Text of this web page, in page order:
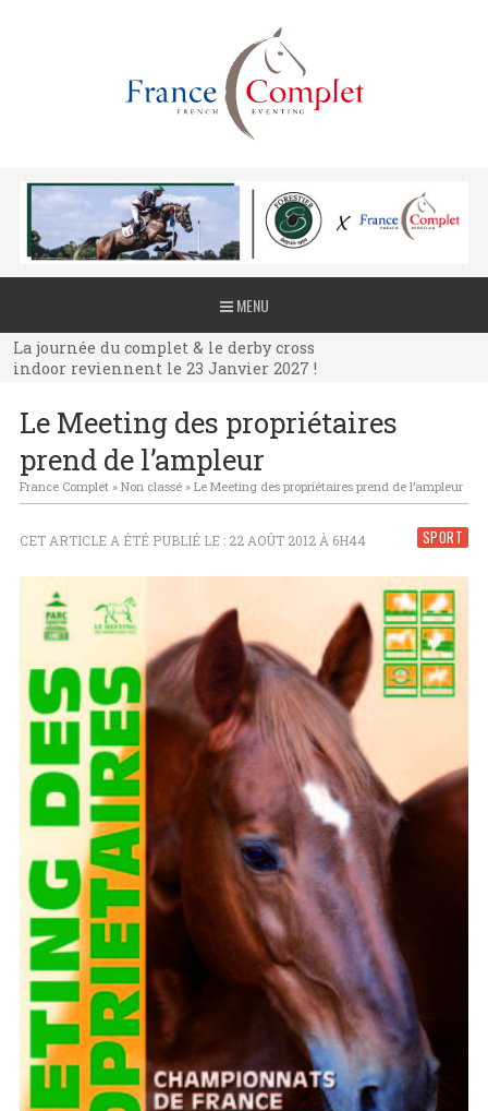
MENU
La journée du complet & le derby cross
indoor reviennent le 23 Janvier 2027 !
La journée du complet & le derby cross
indoor reviennent le 23 Janvier 2027 !
indoor reviennent le 23 Janvier 2027 !
Le Meeting des propriétaires
prend de l’ampleur
France Complet» Non classé» Le Meeting des propriétaires prend de l’ampleur
SPORT
CET ARTICLE A ÉTÉ PUBLIÉ LE : 22 AOÛT 2012 À 6H44